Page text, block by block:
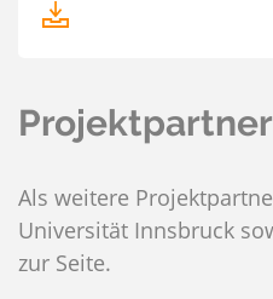
Projektpartner
Als weitere
Universität Innsbruck
zur Seite.